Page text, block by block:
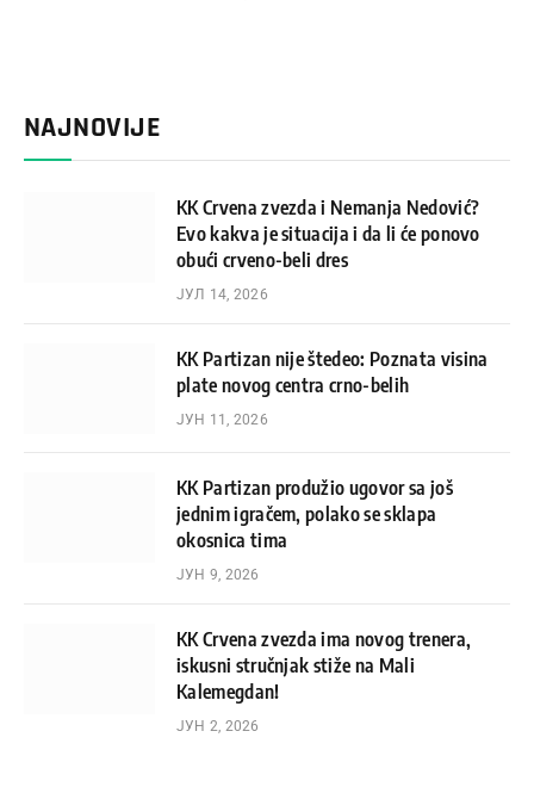
NAJNOVIJE
KK Crvena zvezda i Nemanja Nedović?
Evo kakva je situacija i da li će ponovo
obući crveno-beli dres
ЈУЛ 14, 2026
KK Partizan nije štedeo: Poznata visina
plate novog centra crno-belih
ЈУН 11, 2026
KK Partizan produžio ugovor sa još
jednim igračem, polako se sklapa
okosnica tima
ЈУН 9, 2026
KK Crvena zvezda ima novog trenera,
iskusni stručnjak stiže na Mali
Kalemegdan!
ЈУН 2, 2026